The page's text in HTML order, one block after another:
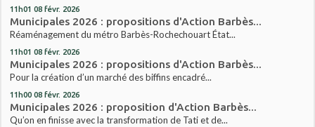
11h01 08 févr. 2026
Municipales 2026 : propositions d'Action Barbès...
Réaménagement du métro Barbès-Rochechouart État...
11h01 08 févr. 2026
Municipales 2026 : propositions d'Action Barbès...
Pour la création d’un marché des biffins encadré...
11h00 08 févr. 2026
Municipales 2026 : proposition d'Action Barbès...
Qu’on en finisse avec la transformation de Tati et de...